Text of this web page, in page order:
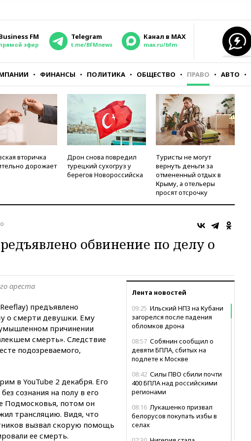
FM
эфир
Telegram
t.me/BFMnews
Канал в MAX
max.ru/bfm
ФИНАНСЫ ПОЛИТИКА ОБЩЕСТВО ПРАВО АВТО
вторичка
дорожает
Дрон снова повредил
турецкий сухогруз у
берегов Новороссийска
Туристы не могут
вернуть деньги за
отмененный отдых в
Крыму, а отельеры
просят отсрочку
обвинение по делу о
Лента новостей
09:25 Ильский НПЗ на Кубани
загорелся после падения
обломков дрона
08:57 Собянин сообщил о
девяти БПЛА, сбитых на
подлете к Москве
08:42 Силы ПВО сбили почти
400 БПЛА над российскими
регионами
08:16 Лукашенко призвал
белорусов покупать избы в
селах
ареста
предъявлено
о смерти девушки. Ему
причинении
смерть». Следствие
подозреваемого,
в YouTube 2 декабря. Его
сознания на полу в его
Подмосковья, потом он
трансляцию. Видя, что
вызвал скорую помощь
ее смерть.